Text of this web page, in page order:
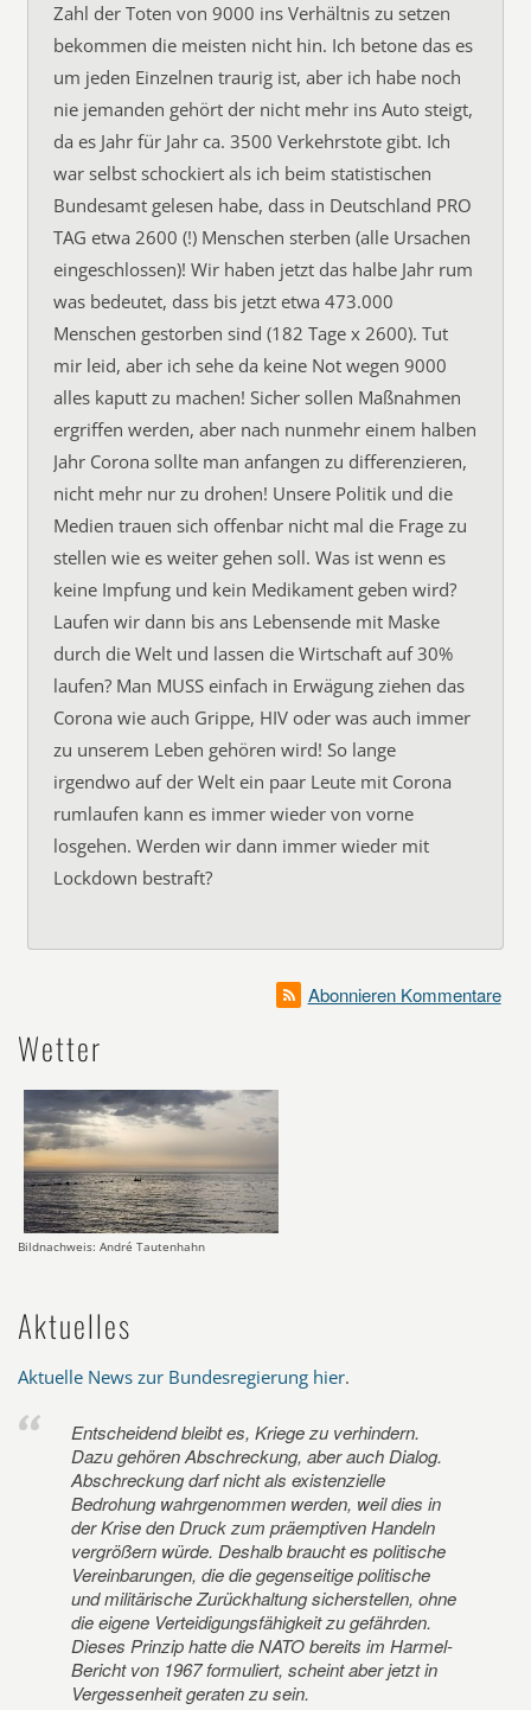
Zahl der Toten von 9000 ins Verhältnis zu setzen
bekommen die meisten nicht hin. Ich betone das es
um jeden Einzelnen traurig ist, aber ich habe noch
nie jemanden gehört der nicht mehr ins Auto steigt,
da es Jahr für Jahr ca. 3500 Verkehrstote gibt. Ich
war selbst schockiert als ich beim statistischen
Bundesamt gelesen habe, dass in Deutschland PRO
TAG etwa 2600 (!) Menschen sterben (alle Ursachen
eingeschlossen)! Wir haben jetzt das halbe Jahr rum
was bedeutet, dass bis jetzt etwa 473.000
Menschen gestorben sind (182 Tage x 2600). Tut
mir leid, aber ich sehe da keine Not wegen 9000
alles kaputt zu machen! Sicher sollen Maßnahmen
ergriffen werden, aber nach nunmehr einem halben
Jahr Corona sollte man anfangen zu differenzieren,
nicht mehr nur zu drohen! Unsere Politik und die
Medien trauen sich offenbar nicht mal die Frage zu
stellen wie es weiter gehen soll. Was ist wenn es
keine Impfung und kein Medikament geben wird?
Laufen wir dann bis ans Lebensende mit Maske
durch die Welt und lassen die Wirtschaft auf 30%
laufen? Man MUSS einfach in Erwägung ziehen das
Corona wie auch Grippe, HIV oder was auch immer
zu unserem Leben gehören wird! So lange
irgendwo auf der Welt ein paar Leute mit Corona
rumlaufen kann es immer wieder von vorne
losgehen. Werden wir dann immer wieder mit
Lockdown bestraft?
Abonnieren Kommentare
Wetter
Bildnachweis: André Tautenhahn
Aktuelles
Aktuelle News zur Bundesregierung hier.
Entscheidend bleibt es, Kriege zu verhindern.
Dazu gehören Abschreckung, aber auch Dialog.
Abschreckung darf nicht als existenzielle
Bedrohung wahrgenommen werden, weil dies in
der Krise den Druck zum präemptiven Handeln
vergrößern würde. Deshalb braucht es politische
Vereinbarungen, die die gegenseitige politische
und militärische Zurückhaltung sicherstellen, ohne
die eigene Verteidigungsfähigkeit zu gefährden.
Dieses Prinzip hatte die NATO bereits im Harmel-
Bericht von 1967 formuliert, scheint aber jetzt in
Vergessenheit geraten zu sein.